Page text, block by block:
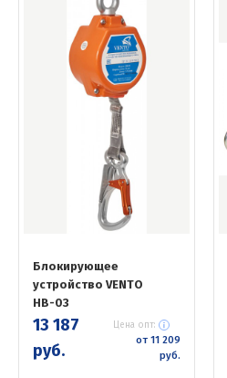
Блокирующее
устройство VENTO
НВ-03
13 187
руб.
Цена опт:
от 11 209
руб.